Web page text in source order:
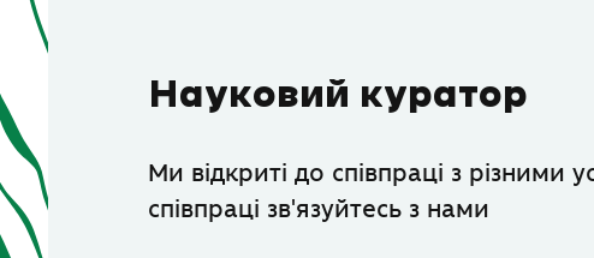
Науковий куратор
Ми відкриті до співпраці з різними
співпраці зв'язуйтесь з нами